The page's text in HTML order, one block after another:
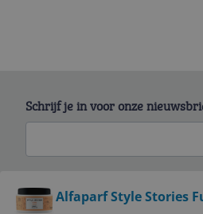
Alfaparf Style Stories
Schrijf je in voor onze